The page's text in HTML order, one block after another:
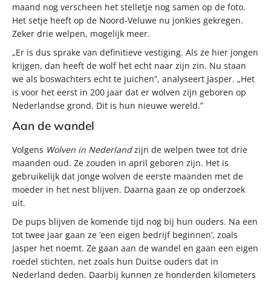
maand nog verscheen het stelletje nog samen op de foto.
Het setje heeft op de Noord-Veluwe nu jonkies gekregen.
Zeker drie welpen, mogelijk meer.
„Er is dus sprake van definitieve vestiging. Als ze hier jongen
krijgen, dan heeft de wolf het echt naar zijn zin. Nu staan
we als boswachters echt te juichen”, analyseert Jasper. „Het
is voor het eerst in 200 jaar dat er wolven zijn geboren op
Nederlandse grond. Dit is hun nieuwe wereld.”
Aan de wandel
Volgens Wolven in Nederlandzijn de welpen twee tot drie
maanden oud. Ze zouden in april geboren zijn. Het is
gebruikelijk dat jonge wolven de eerste maanden met de
moeder in het nest blijven. Daarna gaan ze op onderzoek
uit.
De pups blijven de komende tijd nog bij hun ouders. Na een
tot twee jaar gaan ze ’een eigen bedrijf beginnen’, zoals
Jasper het noemt. Ze gaan aan de wandel en gaan een eigen
roedel stichten, net zoals hun Duitse ouders dat in
Nederland deden. Daarbij kunnen ze honderden kilometers